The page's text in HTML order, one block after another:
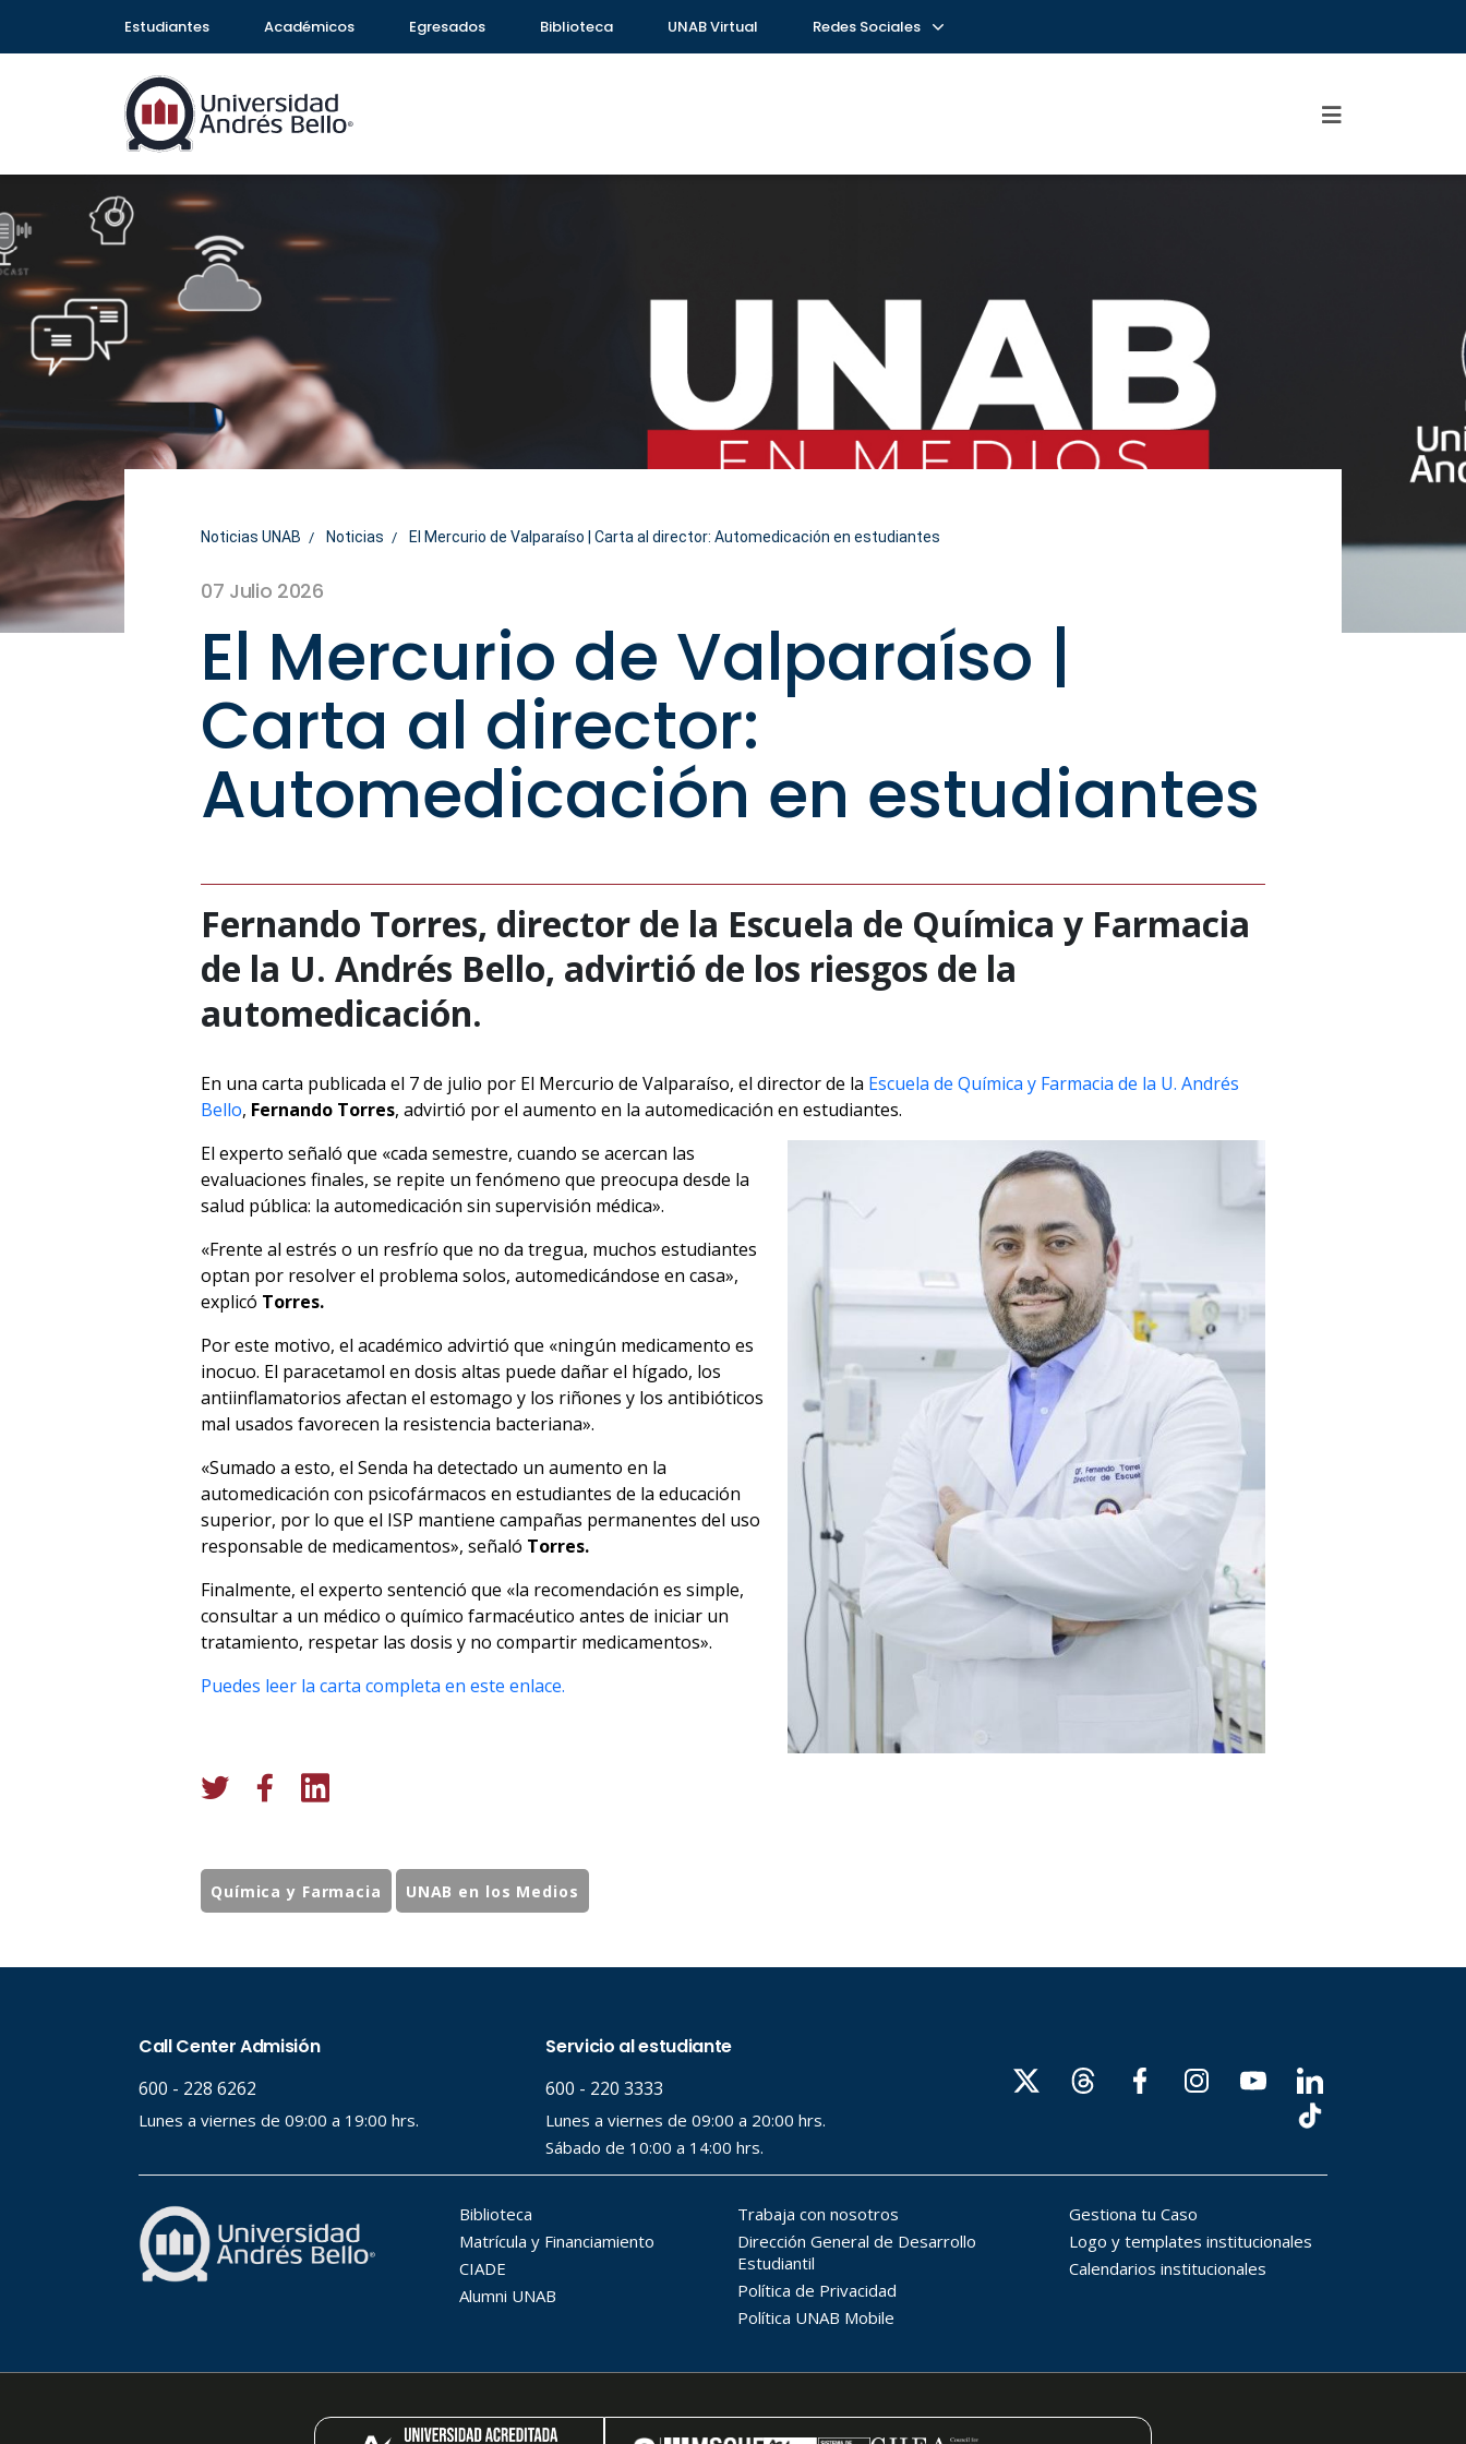
Estudiantes Académicos Egresados Biblioteca UNAB Virtual Redes Sociales
Noticias UNAB Noticias El Mercurio de Valparaíso | Carta al director: Automedicación en estudiantes
07 Julio 2026
El Mercurio de Valparaíso |
Carta al director:
Automedicación en estudiantes
Fernando Torres, director de la Escuela de Química y Farmacia
de la U. Andrés Bello, advirtió de los riesgos de la
automedicación.
En una carta publicada el 7 de julio por El Mercurio de Valparaíso, el director de la Escuela de Química y Farmacia de la U. Andrés
Bello, Fernando Torres, advirtió por el aumento en la automedicación en estudiantes.
El experto señaló que «cada semestre, cuando se acercan las
evaluaciones finales, se repite un fenómeno que preocupa desde la
salud pública: la automedicación sin supervisión médica».
«Frente al estrés o un resfrío que no da tregua, muchos estudiantes
optan por resolver el problema solos, automedicándose en casa»,
explicó Torres.
Por este motivo, el académico advirtió que «ningún medicamento es
inocuo. El paracetamol en dosis altas puede dañar el hígado, los
antiinflamatorios afectan el estomago y los riñones y los antibióticos
mal usados favorecen la resistencia bacteriana».
«Sumado a esto, el Senda ha detectado un aumento en la
automedicación con psicofármacos en estudiantes de la educación
superior, por lo que el ISP mantiene campañas permanentes del uso
responsable de medicamentos», señaló Torres.
Finalmente, el experto sentenció que «la recomendación es simple,
consultar a un médico o químico farmacéutico antes de iniciar un
tratamiento, respetar las dosis y no compartir medicamentos».
Puedes leer la carta completa en este enlace.
Química y Farmacia UNAB en los Medios